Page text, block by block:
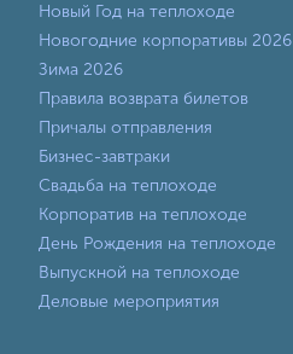
Новый Год на теплоходе
Новогодние корпоративы 2026
Зима 2026
Правила возврата билетов
Причалы отправления
Бизнес-завтраки
Свадьба на теплоходе
Корпоратив на теплоходе
День Рождения на теплоходе
Выпускной на теплоходе
Деловые мероприятия